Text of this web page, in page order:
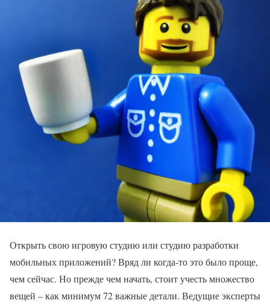
Открыть свою игровую студию или студию разработки
мобильных приложений? Вряд ли когда-то это было проще,
чем сейчас. Но прежде чем начать, стоит учесть множество
вещей – как минимум 72 важные детали. Ведущие эксперты